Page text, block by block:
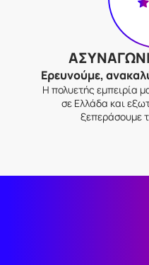
Ερευνούμε,
Η πολυετής εμπειρία
σε Ελλάδα και
ξεπεράσουμε